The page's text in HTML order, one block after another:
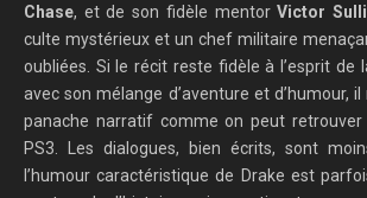
Chase, et de son fidèle mentorVictor
culte mystérieux et un chef militaire
oubliées. Si le récit reste fidèle à l’esprit de
avec son mélange d’aventure et d’humour,
panache narratif comme on peut retrouver
PS3. Les dialogues, bien écrits, sont
l’humour caractéristique de Drake est